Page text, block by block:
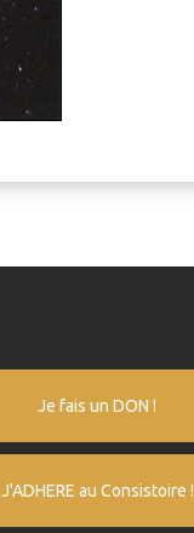
Je fais un DON !
J'ADHERE au Consistoire !